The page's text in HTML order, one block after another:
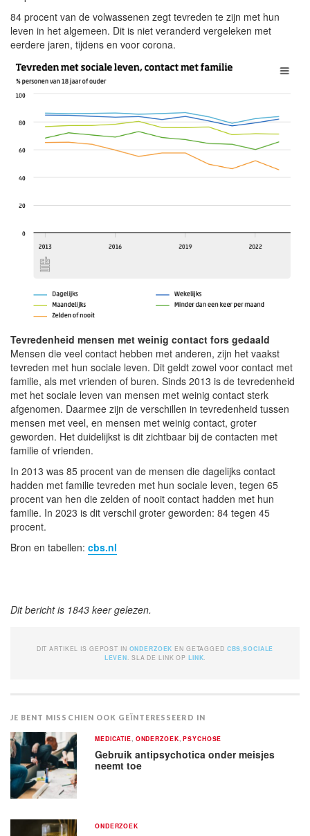
84 procent van de volwassenen zegt tevreden te zijn met hun
leven in het algemeen. Dit is niet veranderd vergeleken met
eerdere jaren, tijdens en voor corona.
Tevredenheid mensen met weinig contact fors gedaald
Mensen die veel contact hebben met anderen, zijn het vaakst
tevreden met hun sociale leven. Dit geldt zowel voor contact met
familie, als met vrienden of buren. Sinds 2013 is de tevredenheid
met het sociale leven van mensen met weinig contact sterk
afgenomen. Daarmee zijn de verschillen in tevredenheid tussen
mensen met veel, en mensen met weinig contact, groter
geworden. Het duidelijkst is dit zichtbaar bij de contacten met
familie of vrienden.
In 2013 was 85 procent van de mensen die dagelijks contact
hadden met familie tevreden met hun sociale leven, tegen 65
procent van hen die zelden of nooit contact hadden met hun
familie. In 2023 is dit verschil groter geworden: 84 tegen 45
procent.
Bron en tabellen: cbs.nl
Dit bericht is 1843 keer gelezen.
DIT ARTIKEL IS GEPOST IN ONDERZOEK EN GETAGGED CBS ,SOCIALE
LEVEN . SLA DE LINK OP LINK
JE BENT MISSCHIEN OOK GEÏNTERESSEERD IN
MEDICATIE ONDERZOEK ,PSYCHOSE
Gebruik antipsychotica onder meisjes
neemt toe
ONDERZOEK